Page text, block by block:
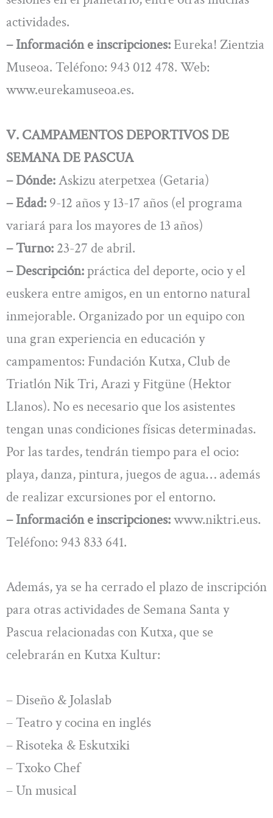
actividades.
– Información e inscripciones:Eureka! Zientzia
Museoa. Teléfono: 943 012 478. Web:
www.eurekamuseoa.es.
V. CAMPAMENTOS DEPORTIVOS DE
SEMANA DE PASCUA
– Dónde:Askizu aterpetxea (Getaria)
– Edad: 9-12 años y 13-17 años (el programa
variará para los mayores de 13 años)
– Turno: 23-27 de abril.
– Descripción:práctica del deporte, ocio y el
euskera entre amigos, en un entorno natural
inmejorable. Organizado por un equipo con
una gran experiencia en educación y
campamentos: Fundación Kutxa, Club de
Triatlón Nik Tri, Arazi y Fitgüne (Hektor
Llanos). No es necesario que los asistentes
tengan unas condiciones físicas determinadas.
Por las tardes, tendrán tiempo para el ocio:
playa, danza, pintura, juegos de agua… además
de realizar excursiones por el entorno.
– Información e inscripciones:www.niktri.eus.
Teléfono: 943 833 641.
Además, ya se ha cerrado el plazo de inscripción
para otras actividades de Semana Santa y
Pascua relacionadas con Kutxa, que se
celebrarán en Kutxa Kultur:
– Diseño & Jolaslab
– Teatro y cocina en inglés
– Risoteka & Eskutxiki
– Txoko Chef
– Un musical